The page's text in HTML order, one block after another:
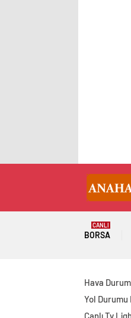
BORSA
CANLI
Hava
Yol Durumu
Canlı Tv